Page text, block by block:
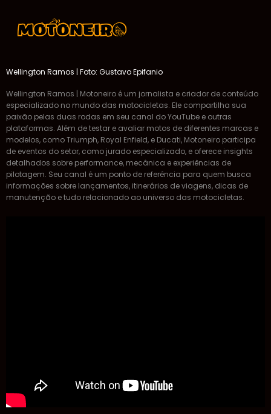
Wellington Ramos | Motoneiro é um jornalista e criador de conteúdo
especializado no mundo das motocicletas. Ele compartilha sua
paixão pelas duas rodas em seu canal do YouTube e outras
plataformas. Além de testar e avaliar motos de diferentes marcas e
modelos, como Triumph, Royal Enfield, e Ducati, Motoneiro participa
de eventos do setor, como jurado especializado, e oferece insights
detalhados sobre performance, mecânica e experiências de
pilotagem. Seu canal é um ponto de referência para quem busca
informações sobre lançamentos, itinerários de viagens, dicas de